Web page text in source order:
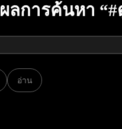
ผลการค้นหา “#
อ่าน